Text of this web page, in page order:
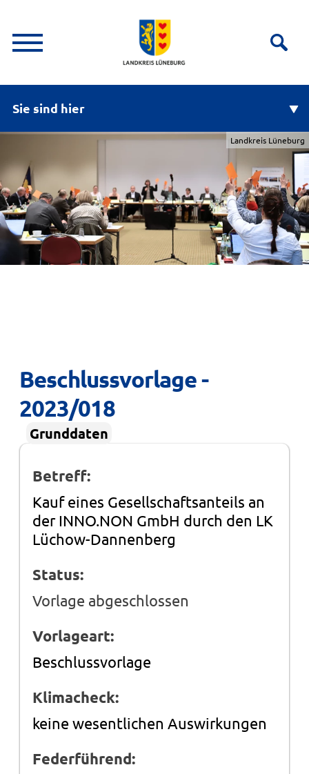
Sie sind hier
Landkreis Lüneburg
Beschlussvorlage -
2023/018
Grunddaten
Betreff:
Kauf eines Gesellschaftsanteils an
der INNO.NON GmbH durch den LK
Lüchow-Dannenberg
Status:
Vorlage abgeschlossen
Vorlageart:
Beschlussvorlage
Klimacheck:
keine wesentlichen Auswirkungen
Federführend: